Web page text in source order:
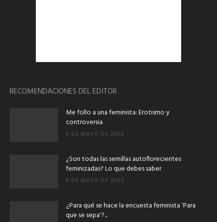
RECOMENDACIONES DEL EDITOR
Me follo a una feminista: Erotismo y
controversia
9 DE MAYO DE 2025
¿Son todas las semillas autoflorecientes
feminizadas? Lo que debes saber
8 DE MAYO DE 2025
¿Para qué se hace la encuesta feminista ‘Para
que se sepa’?...